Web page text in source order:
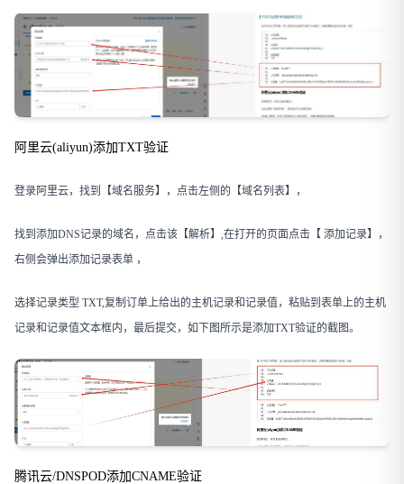
阿里云(aliyun)添加TXT验证
登录阿里云，找到【域名服务】，点击左侧的【域名列表】，
找到添加DNS记录的域名，点击该【解析】,在打开的页面点击【 添加记录】，
右侧会弹出添加记录表单 ，
选择记录类型 TXT,复制订单上给出的主机记录和记录值，粘贴到表单上的主机
记录和记录值文本框内，最后提交，如下图所示是添加TXT验证的截图。
腾讯云/DNSPOD添加CNAME验证